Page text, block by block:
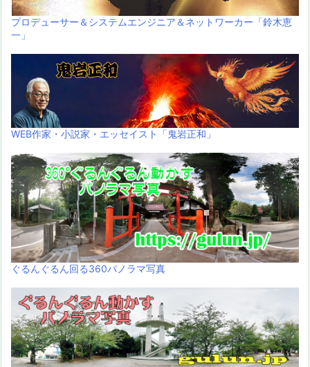
プロデューサー＆システムエンジニア＆ネットワーカー「鈴木恵
一」
WEB作家・小説家・エッセイスト「鬼岩正和」
ぐるんぐるん回る360パノラマ写真